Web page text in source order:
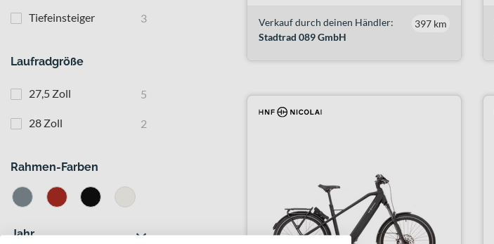
Tiefeinsteiger 3
Laufradgröße
27,5 Zoll 5
28 Zoll 2
Rahmen-Farben
Jahr
Verkauf durch deinen Händler:
Stadtrad 089 GmbH
397 km